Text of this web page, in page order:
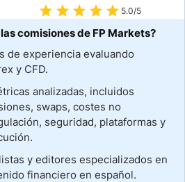
5.0/5
comisiones de FP Markets?
de experiencia evaluando
y CFD.
analizadas, incluidos
swaps, costes no
seguridad, plataformas y
y editores especializados en
financiero en español.